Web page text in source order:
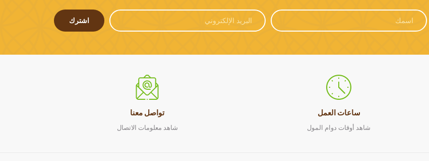
اشترك
ساعات العمل
شاهد أوقات دوام المول
تواصل معنا
شاهد معلومات الاتصال